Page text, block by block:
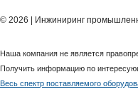
© 2026 | Инжиниринг
Наша компания не является
Получить информацию по
Весь спектр поставляемого